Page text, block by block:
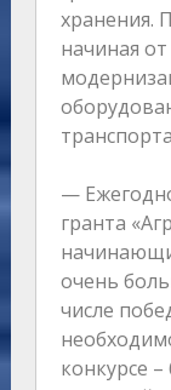
хранения.
начиная
—
гранта
очень
числе
конкурсе